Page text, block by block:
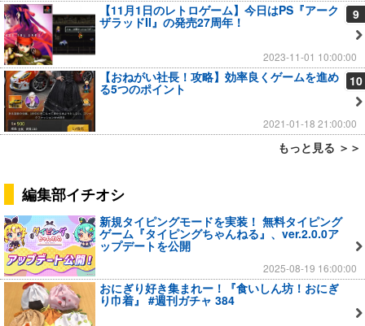
9
【11月1日のレトロゲーム】今日はPS『アーク
ザラッドII』の発売27周年！
2023-11-01 10:00:00
10
【おねがい社長！攻略】効率良くゲームを進め
る5つのポイント
2021-01-18 21:00:00
もっと見る ＞＞
編集部イチオシ
新規タイピングモードを実装！ 無料タイピング
ゲーム『タイピングちゃんねる』、ver.2.0.0ア
ップデートを公開
2025-08-19 16:00:00
おにぎり好き集まれー！『食いしん坊！おにぎ
り巾着』 #週刊ガチャ 384